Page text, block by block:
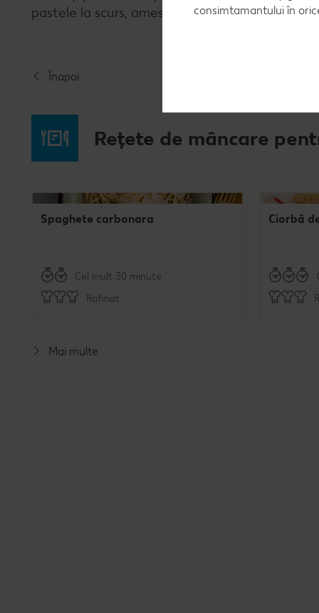
pastele la scurs, amestecaţi-le cu sosul,
Înapoi
Rețete de mâncare
Spaghete carbonara
Cel mult 30 minute
Rafinat
Ciorbă
Mai multe
consimtamantului în